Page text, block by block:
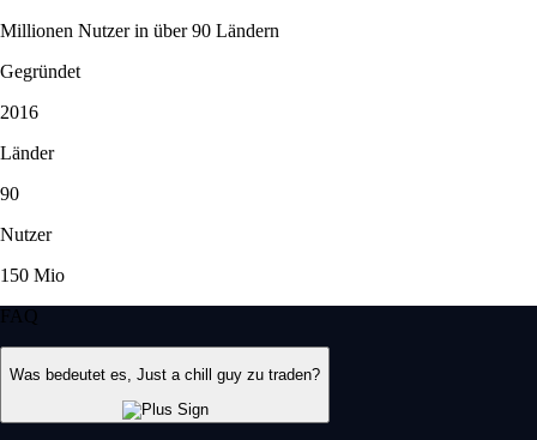
Millionen Nutzer in über 90 Ländern
Gegründet
2016
Länder
90
Nutzer
150 Mio
FAQ
Was bedeutet es, Just a chill guy zu traden?